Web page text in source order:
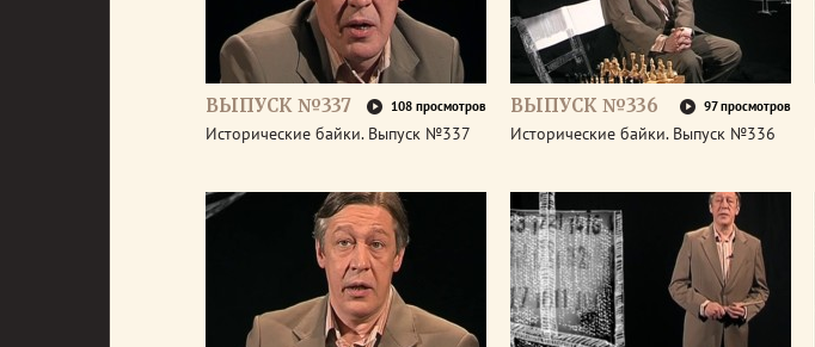
ВЫПУСК №337 108 просмотров
Исторические байки. Выпуск №337
ВЫПУСК №336 97 просмотров
Исторические байки. Выпуск №336